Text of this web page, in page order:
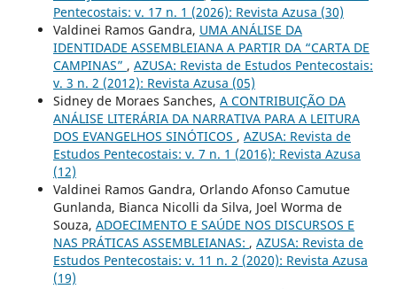
Pentecostais: v. 17 n. 1 (2026): Revista Azusa (30)
Valdinei Ramos Gandra, UMA ANÁLISE DA
IDENTIDADE ASSEMBLEIANA A PARTIR DA “CARTA DE
CAMPINAS” , AZUSA: Revista de Estudos Pentecostais:
v. 3 n. 2 (2012): Revista Azusa (05)
Sidney de Moraes Sanches, A CONTRIBUIÇÃO DA
ANÁLISE LITERÁRIA DA NARRATIVA PARA A LEITURA
DOS EVANGELHOS SINÓTICOS , AZUSA: Revista de
Estudos Pentecostais: v. 7 n. 1 (2016): Revista Azusa
(12)
Valdinei Ramos Gandra, Orlando Afonso Camutue
Gunlanda, Bianca Nicolli da Silva, Joel Worma de
Souza, ADOECIMENTO E SAÚDE NOS DISCURSOS E
NAS PRÁTICAS ASSEMBLEIANAS: , AZUSA: Revista de
Estudos Pentecostais: v. 11 n. 2 (2020): Revista Azusa
(19)